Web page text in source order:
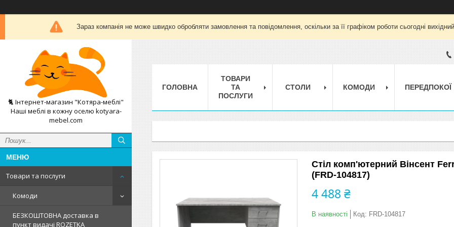
Зараз компанія не може швидко обробляти замовлення та повідомлення, оскільки за її графіком роботи сьогодні
🐈 Інтернет-магазин "Котяра-меблі"
Наші меблі в кожну оселю kotyara-
mebel.com
Товари та послуги
Комоди
БЕЗКОШТОВНА доставка в
пункт видачі ROZETKA
ГОЛОВНА
ТОВАРИ
ТА
ПОСЛУГИ
СТОЛИ КОМОДИ ПЕРЕДПОКОЇ
Стіл комп'ютерний Вінсент
(FRD-104817)
4 488 ₴
В наявності Код: FRD-104817